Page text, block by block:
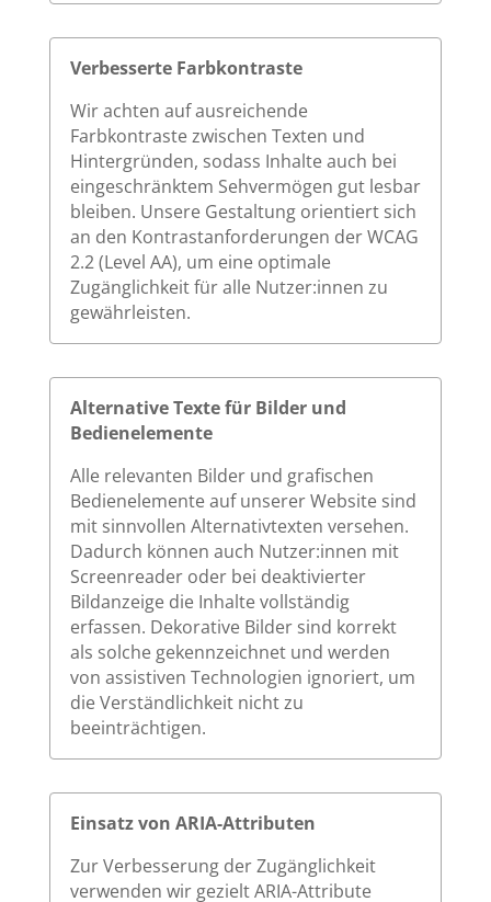
Verbesserte Farbkontraste
Wir achten auf ausreichende
Farbkontraste zwischen Texten und
Hintergründen, sodass Inhalte auch bei
eingeschränktem Sehvermögen gut lesbar
bleiben. Unsere Gestaltung orientiert sich
an den Kontrastanforderungen der WCAG
2.2 (Level AA), um eine optimale
Zugänglichkeit für alle Nutzer:innen zu
gewährleisten.
Alternative Texte für Bilder und
Bedienelemente
Alle relevanten Bilder und grafischen
Bedienelemente auf unserer Website sind
mit sinnvollen Alternativtexten versehen.
Dadurch können auch Nutzer:innen mit
Screenreader oder bei deaktivierter
Bildanzeige die Inhalte vollständig
erfassen. Dekorative Bilder sind korrekt
als solche gekennzeichnet und werden
von assistiven Technologien ignoriert, um
die Verständlichkeit nicht zu
beeinträchtigen.
Einsatz von ARIA-Attributen
Zur Verbesserung der Zugänglichkeit
verwenden wir gezielt ARIA-Attribute